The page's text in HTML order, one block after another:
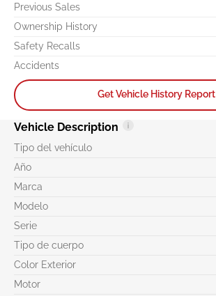
Previous Sales
Ownership History
Safety Recalls
Accidents
Get Vehicle History Report
Vehicle Description
Tipo del vehículo
Año
Marca
Modelo
Serie
Tipo de cuerpo
Color Exterior
Motor